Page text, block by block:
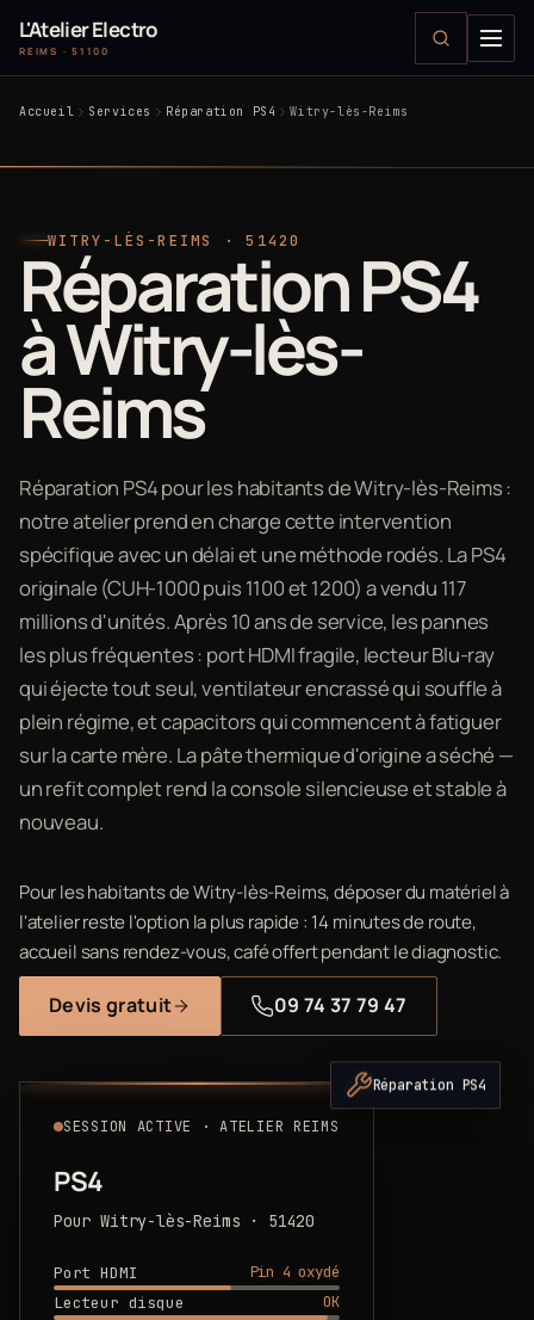
L'Atelier Electro
REIMS · 51100
Accueil Services Réparation PS4 Witry-lès-Reims
WITRY-LÈS-REIMS · 51420
Réparation PS4
à Witry-lès-
Reims
Réparation PS4 pour les habitants de Witry-lès-Reims :
notre atelier prend en charge cette intervention
spécifique avec un délai et une méthode rodés. La PS4
originale (CUH-1000 puis 1100 et 1200) a vendu 117
millions d'unités. Après 10 ans de service, les pannes
les plus fréquentes : port HDMI fragile, lecteur Blu-ray
qui éjecte tout seul, ventilateur encrassé qui souffle à
plein régime, et capacitors qui commencent à fatiguer
sur la carte mère. La pâte thermique d'origine a séché —
un refit complet rend la console silencieuse et stable à
nouveau.
Pour les habitants de Witry-lès-Reims, déposer du matériel à
l'atelier reste l'option la plus rapide : 14 minutes de route,
accueil sans rendez-vous, café offert pendant le diagnostic.
Devis gratuit 09 74 37 79 47
SESSION ACTIVE · ATELIER REIMS
PS4
Pour Witry-lès-Reims · 51420
Port HDMI
Pin 4 oxydé
Lecteur disque
OK
Réparation PS4